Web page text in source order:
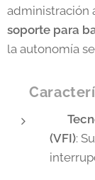
administración
soporte para
la autonomía
🔧
(VFI):